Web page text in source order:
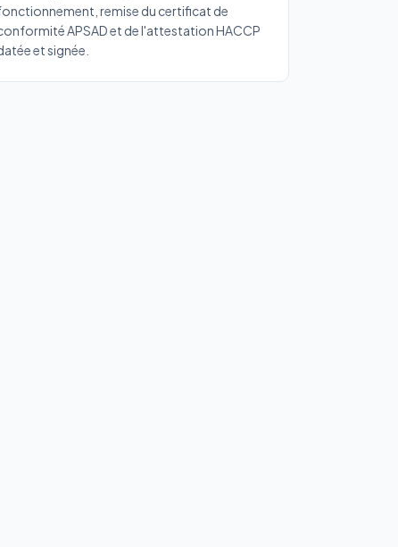
remise du certificat de
APSAD et de l'attestation HACCP
et signée.